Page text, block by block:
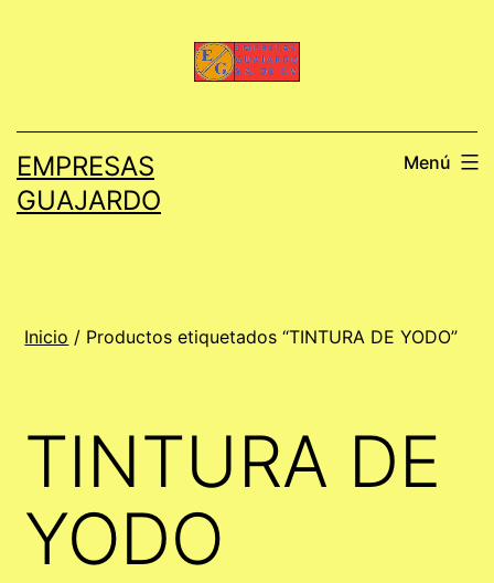
EMPRESAS
GUAJARDO
Menú
Inicio / Productos etiquetados “TINTURA DE YODO”
TINTURA DE
YODO